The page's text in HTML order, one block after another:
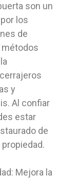
son un
los
de
métodos
y
Al confiar
estar
de
Mejora la